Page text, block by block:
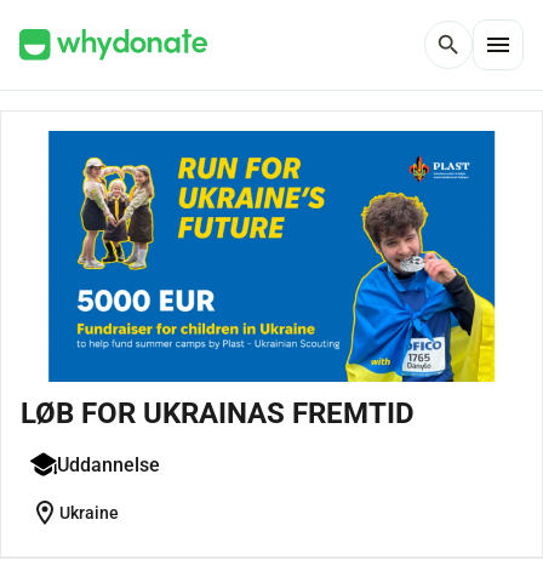
search menu
LØB FOR UKRAINAS FREMTID
Uddannelse
location_on Ukraine